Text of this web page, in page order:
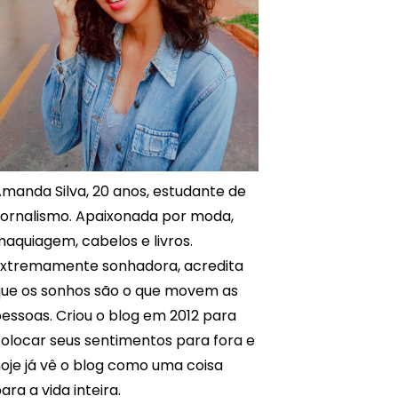
Silva, 20 anos, estudante de
Apaixonada por moda,
cabelos e livros.
sonhadora, acredita
os sonhos são o que movem as
Criou o blog em 2012 para
seus sentimentos para fora e
já vê o blog como uma coisa
a vida inteira.